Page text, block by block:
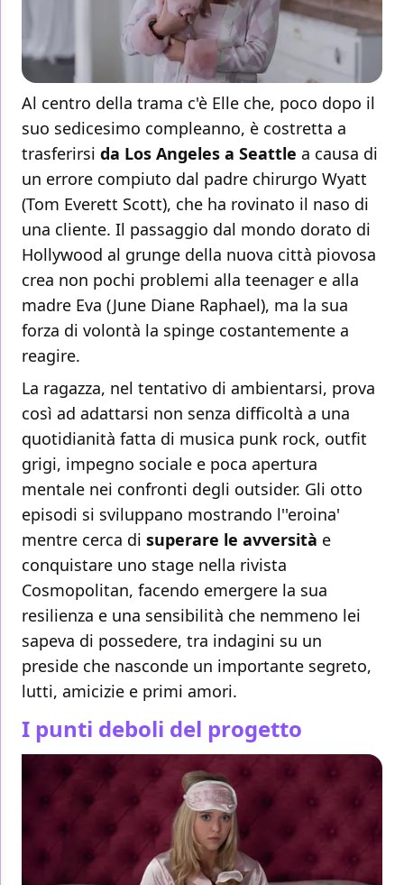
Al centro della trama c'è Elle che, poco dopo il
suo sedicesimo compleanno, è costretta a
trasferirsi da Los Angeles a Seattle a causa di
un errore compiuto dal padre chirurgo Wyatt
(Tom Everett Scott), che ha rovinato il naso di
una cliente. Il passaggio dal mondo dorato di
Hollywood al grunge della nuova città piovosa
crea non pochi problemi alla teenager e alla
madre Eva (June Diane Raphael), ma la sua
forza di volontà la spinge costantemente a
reagire.
La ragazza, nel tentativo di ambientarsi, prova
così ad adattarsi non senza difficoltà a una
quotidianità fatta di musica punk rock, outfit
grigi, impegno sociale e poca apertura
mentale nei confronti degli outsider. Gli otto
episodi si sviluppano mostrando l''eroina'
mentre cerca di superare le avversità e
conquistare uno stage nella rivista
Cosmopolitan, facendo emergere la sua
resilienza e una sensibilità che nemmeno lei
sapeva di possedere, tra indagini su un
preside che nasconde un importante segreto,
lutti, amicizie e primi amori.
I punti deboli del progetto